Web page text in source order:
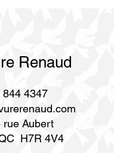
Renaud
844 4347
rue Aubert
H7R 4V4